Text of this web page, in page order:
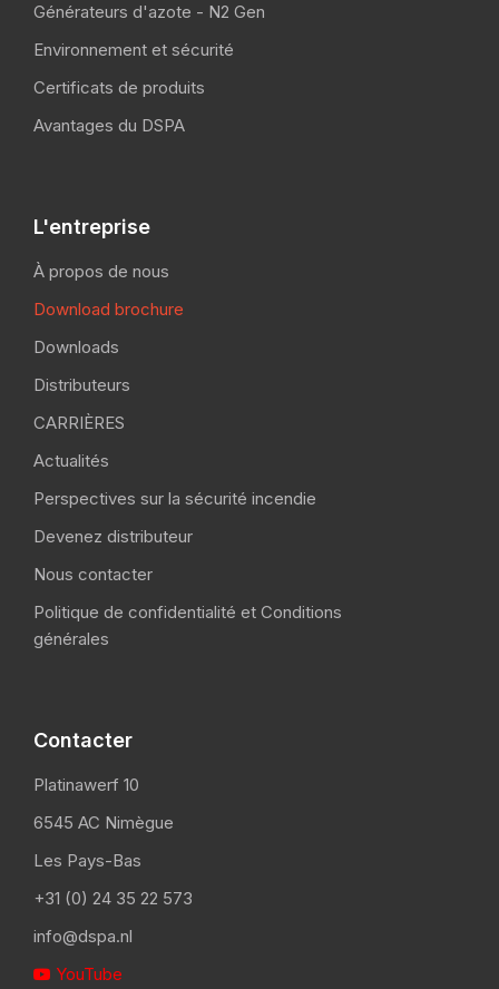
Générateurs d'azote - N2 Gen
Environnement et sécurité
Certificats de produits
Avantages du DSPA
L'entreprise
À propos de nous
Download brochure
Downloads
Distributeurs
CARRIÈRES
Actualités
Perspectives sur la sécurité incendie
Devenez distributeur
Nous contacter
Politique de confidentialité et Conditions
générales
Contacter
Platinawerf 10
6545 AC Nimègue
Les Pays-Bas
+31 (0) 24 35 22 573
info@dspa.nl
 YouTube